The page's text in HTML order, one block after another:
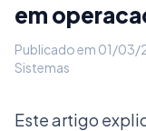
em
Publicado em 01/03/
Sistemas
Este artigo